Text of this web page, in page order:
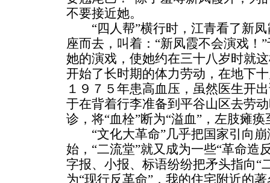
不要接近她。
“四人帮”横行时，江青看了新凤
座而去，叫着：“新凤霞不会演戏！
她的演戏，使她约在三十八岁时就
开始了长时期的体力劳动，在地下
１９７５年患高血压，虽然医生开
于在背着行李准备到平谷山区去劳
诊，将“血栓”断为“溢血”，左肢瘫
“文化大革命”几乎把国家引向崩
始，“二流堂”就又成为一些“革命造
字报、小报、标语纷纷把矛头指向“
为“现行反革命”，我的住宅附近的